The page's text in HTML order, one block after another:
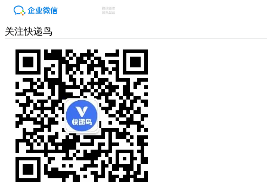
关注快递鸟